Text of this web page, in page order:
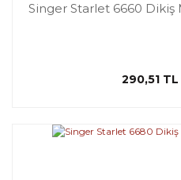
Singer Starlet 6660 Dikiş
290,51 TL